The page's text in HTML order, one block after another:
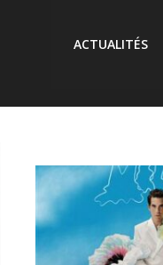
ACTUALITÉS